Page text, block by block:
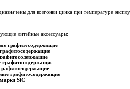
для возгонки цинка при температуре
литейные аксессуары:
графитосодержащие
графитосодержащие
графитосодержащие
SiC